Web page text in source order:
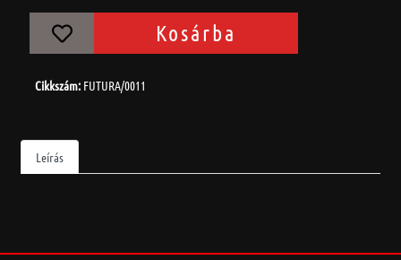
Kosárba
Cikkszám: FUTURA/0011
Leírás